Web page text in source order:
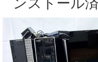
ンストール